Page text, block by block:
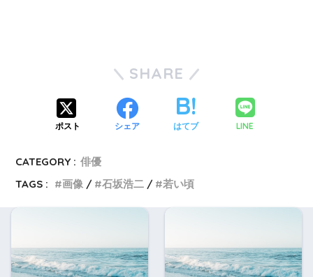
SHARE
ポスト シェア はてブ LINE
CATEGORY : 俳優
TAGS :
画像 石坂浩二 若い頃